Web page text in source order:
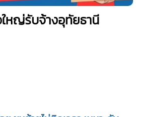
หญ่รับจ้างอุทัยธานี